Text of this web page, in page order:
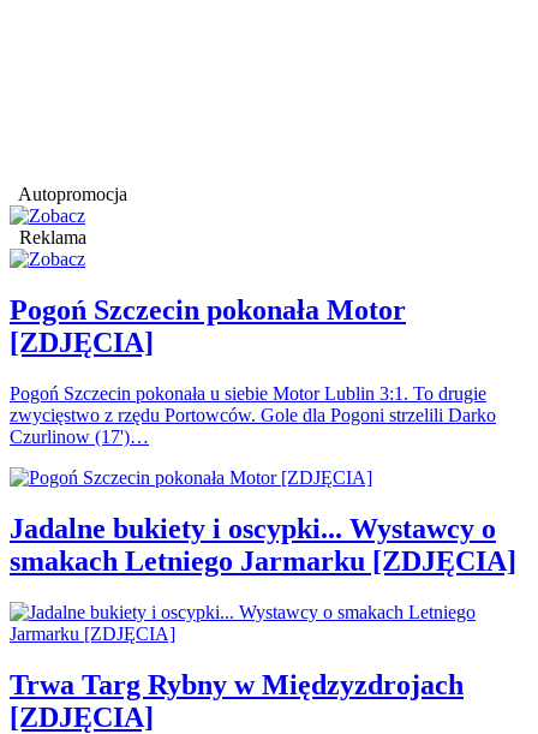
Autopromocja
Reklama
Pogoń Szczecin pokonała Motor
[ZDJĘCIA]
Pogoń Szczecin pokonała u siebie Motor Lublin 3:1. To drugie
zwycięstwo z rzędu Portowców. Gole dla Pogoni strzelili Darko
Czurlinow (17')…
Jadalne bukiety i oscypki... Wystawcy o
smakach Letniego Jarmarku [ZDJĘCIA]
Trwa Targ Rybny w Międzyzdrojach
[ZDJĘCIA]